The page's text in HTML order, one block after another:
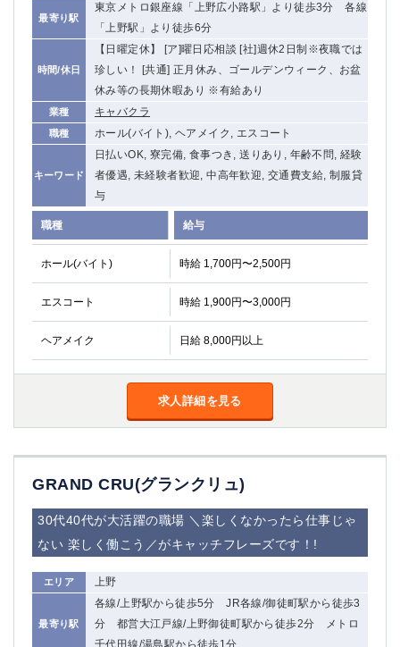
最寄り駅
東京メトロ銀座線「上野広小路駅」より徒歩3分 各線
「上野駅」より徒歩6分
時間/休日
【日曜定休】 [ア]曜日応相談 [社]週休2日制※夜職では
珍しい！ [共通] 正月休み、ゴールデンウィーク、お盆
休み等の長期休暇あり ※有給あり
業種 キャバクラ
職種 ホール(バイト), ヘアメイク, エスコート
キーワード
日払いOK, 寮完備, 食事つき, 送りあり, 年齢不問, 経験
者優遇, 未経験者歓迎, 中高年歓迎, 交通費支給, 制服貸
与
職種 給与
ホール(バイト) 時給 1,700円〜2,500円
エスコート 時給 1,900円〜3,000円
ヘアメイク 日給 8,000円以上
求人詳細を見る
GRAND CRU(グランクリュ)
30代40代が大活躍の職場 ＼楽しくなかったら仕事じゃ
ない 楽しく働こう／がキャッチフレーズです！!
エリア 上野
最寄り駅
各線/上野駅から徒歩5分 JR各線/御徒町駅から徒歩3
分 都営大江戸線/上野御徒町駅から徒歩2分 メトロ
千代田線/湯島駅から徒歩1分
埼玉県
南越谷
志木
川越
南浦和
所沢
獨協大学前＜草加松原＞ 北浦和（西口）
川口
蕨
千葉県
船橋
津田沼
成田
千葉
西船橋
佐倉
柏（西口）
木更津
柏（東口）
下総中山
茂原
松戸
本八幡
浦安
栃木県
宇都宮
小山
東武宇都宮（宇都宮西口）
茨城県
土浦
群馬県